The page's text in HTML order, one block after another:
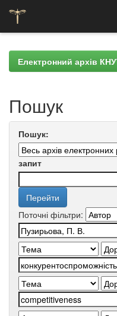
navigationЕлектронний архів
Пошук
Пошук:
запит
Поточні фільтри: